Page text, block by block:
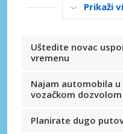
Prikaži
Uštedite novac
vremenu
Najam automobila
vozačkom dozvolom
Planirate dugo